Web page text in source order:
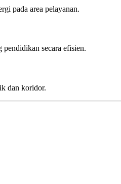
pada area pelayanan.
pendidikan secara efisien.
dan koridor.